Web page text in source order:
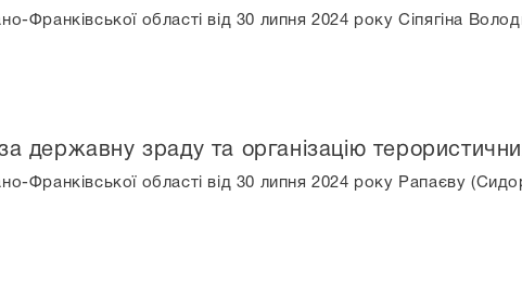
Франківської області від 30 липня 2024 року Сіпягіна
державну зраду та організацію
Франківської області від 30 липня 2024 року Рапаєву